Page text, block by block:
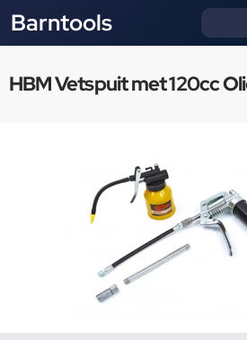
Barntools
HBM Vetspuit met 120cc